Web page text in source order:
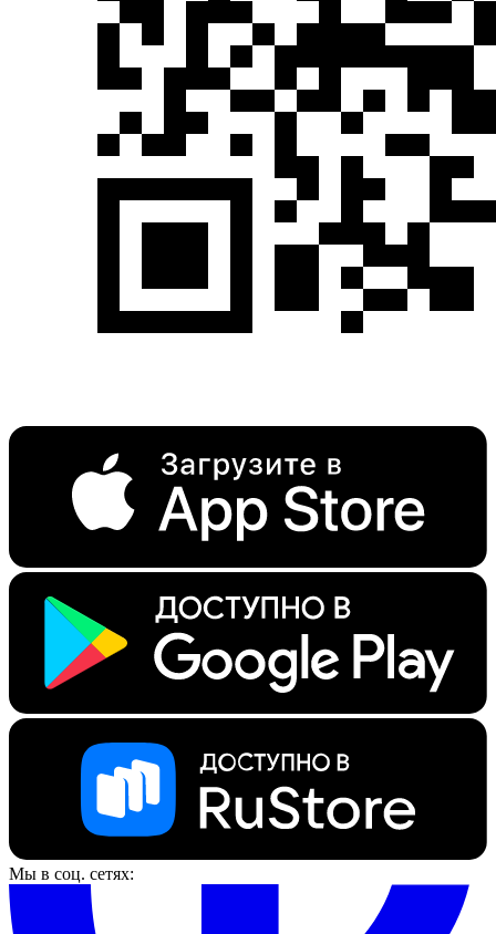
Мы в соц. сетях: